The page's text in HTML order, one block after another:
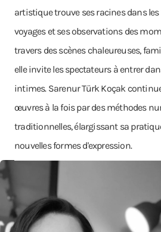
artistique trouve ses racines dans les
voyages et ses observations des
travers des scènes chaleureuses,
elle invite les spectateurs à entrer
intimes. Sarenur Türk Koçak
œuvres à la fois par des méthodes
traditionnelles, élargissant sa
nouvelles formes d'expression.